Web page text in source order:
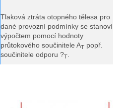
Tlaková ztráta otopného tělesa pro
dané provozní podmínky se stanoví
výpočtem pomocí hodnoty
průtokového součinitele AT popř.
součinitele odporu ?T